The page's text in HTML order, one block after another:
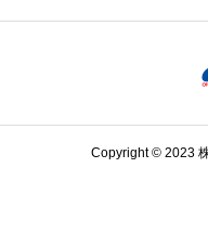
Copyright © 2023